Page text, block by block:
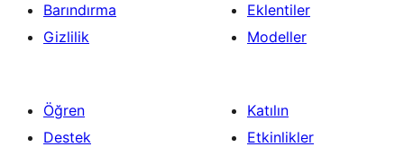
Barındırma
Gizlilik
Eklentiler
Modeller
Öğren
Destek
Katılın
Etkinlikler